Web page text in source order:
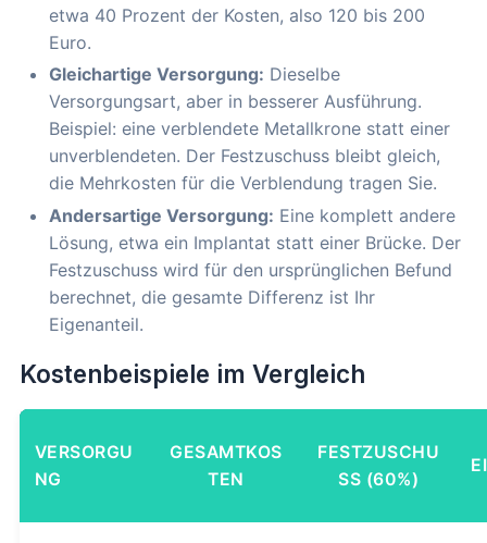
etwa 40 Prozent der Kosten, also 120 bis 200
Euro.
Gleichartige Versorgung: Dieselbe
Versorgungsart, aber in besserer Ausführung.
Beispiel: eine verblendete Metallkrone statt einer
unverblendeten. Der Festzuschuss bleibt gleich,
die Mehrkosten für die Verblendung tragen Sie.
Andersartige Versorgung: Eine komplett andere
Lösung, etwa ein Implantat statt einer Brücke. Der
Festzuschuss wird für den ursprünglichen Befund
berechnet, die gesamte Differenz ist Ihr
Eigenanteil.
Kostenbeispiele im Vergleich
VERSORGU
NG
GESAMTKOS
TEN
FESTZUSCHU
SS (60%)